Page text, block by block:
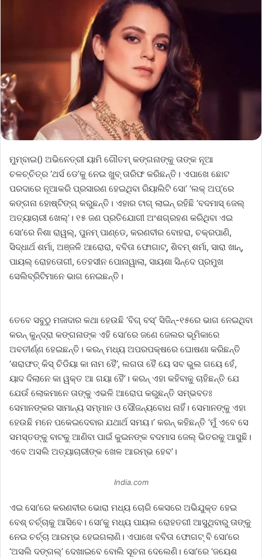
ମୁମ୍ବାଇ() ଅଭିନେତ୍ରୀ ୟାମି ଗୌତମ୍ କଙ୍ଗନାଙ୍କୁ ତାଙ୍କ ନୂଆ
ଚଳଚ୍ଚିତ୍ର ‘ଥର୍ସ ଡେ’କୁ ନେଇ ଖୁବ୍ ତାରିଫ କରିଛନ୍ତି। ଏପାଖେ ଛୋଟ
ପରଦାରେ ନୂଆକରି ପ୍ରସାରଣ ହେଇଥିବା ରିୟାଲିଟି ସୋ’ ‘ଲକ୍ ଅପ୍’ରେ
କଙ୍ଗନା ହୋଷ୍ଟିଙ୍ଗ୍ କରୁଛନ୍ତି। ଏହାର ଟାଗ୍ ଲାଇନ୍ ରହିଛି ‘ବଦମାସ୍ ଜେଲ୍
ଅତ୍ୟାଚାରୀ ଖେଲ୍’। ୧୫ ଜଣ ପ୍ରତିଯୋଗୀ ଅଂଶଗ୍ରହଣ କରିଥିବା ଏଇ
ସୋ’ରେ ନିଶା ରାୱଲ୍‌, ପୁନମ୍‌ ପାଣ୍ଡେ, କରଣବୀର ବୋହରା, ଚକ୍ରପାଣି,
ସିଦ୍ଧାର୍ଥ ଶର୍ମା, ଅଞ୍ଜଳି ଆରୋରା, ବବିତା ଫୋଗାଟ୍, ଶିବମ୍ ଶର୍ମା, ସାରା ଖାନ୍,
ପାୟଲ୍ ରୋହତୋଗୀ, ତେହସୀନ ପୋନାୱାଲା, ସାୟଶା ସିନ୍ଦେ ପ୍ରମୁଖ
ସେଲିବ୍ରିଟିମାନେ ଭାଗ ନେଇଛନ୍ତି।
ତେବେ ସବୁଠୁ ମଜାଦାର କଥା ହେଉଛି ‘ବିଗ୍ ବସ୍’ ସିଜିନ୍-୧୫ରେ ଭାଗ ନେଇଥିବା
କରନ୍ କୁନ୍ଦ୍ରା କଙ୍ଗନାଙ୍କ ଏହି ସୋ’ରେ ଜଣେ ଜେଲର ଭୂମିକାରେ
ଅବତୀର୍ଣ୍ଣ ହେଇଛନ୍ତି। କରନ୍ ମଧ୍ୟ ଅପରପକ୍ଷରେ ଘୋଷଣା କରିଛନ୍ତି
‘ଶରାଫତ୍ କିସ୍ ଚିଡିୟା କା ନାମ ହୈ’, ଲଗତା ହୈ ୟେ ସବ ଭୁଲ ଗୟେ ହେଁ,
ୟାଦ ଦିଲାନେ କା ୱକ୍‌ତ ଆ ଗୟା ହୈ’। କରନ୍ ଏହା କହିବାକୁ ଚାହିଛନ୍ତି ଯେ
ଯେଉଁ ଲୋକମାନେ ତାଙ୍କୁ ଏଭଳି ଆରୋପ କରୁଛନ୍ତି ସମ୍ଭବତଃ
ସେମାନଙ୍କର ସାମାନ୍ୟ ସମ୍ମାନ ଓ ସୌଜନ୍ୟବୋଧ ନାହିଁ। ସେମାନଙ୍କୁ ଏହା
ହେଉଛି ମନେ ପକେଇଦେବାର ଯଥାର୍ଥ ସମୟ।’ କରନ୍ କହିଛନ୍ତି ‘ମୁଁ ଏବେ ସେ
ସମସ୍ତଙ୍କୁ ବାଟକୁ ଆଣିବା ପାଇଁ କୁଇନଙ୍କ ବଦମାସ ଜେଲ୍ ଭିତରକୁ ଆସୁଛି।
ଏବେ ଅସଲି ଅତ୍ୟାଚାରୀଙ୍କ ଖେଳ ଆରମ୍ଭ ହେବ’।
India.com
ଏଇ ସୋ’ରେ କରଣବୀର ଭୋରା ମଧ୍ୟ ଚୋରି କେସରେ ଅଭିଯୁକ୍ତ ହେଇ
ବେଶ୍ ଚର୍ଚ୍ଚାକୁ ଆସିବେ। ସୋ’କୁ ମଧ୍ୟ ପାୟଲ ରୋହତଗୀ ଆସୁଥିବାରୁ ତାଙ୍କୁ
ନେଇ ଚର୍ଚ୍ଚା ଆରମ୍ଭ ହେଇଗଲାଣି। ଏପାଖେ ବବିତା ଫୋଗଟ୍ ବି ସୋ’ରେ
‘ଅସଲି ଦଙ୍ଗଲ୍’ ଦେଖାଇବେ ବୋଲି ସୂଚନା ଦେଲେଣି। ସୋ’ରେ ‘ଜୟେଶ